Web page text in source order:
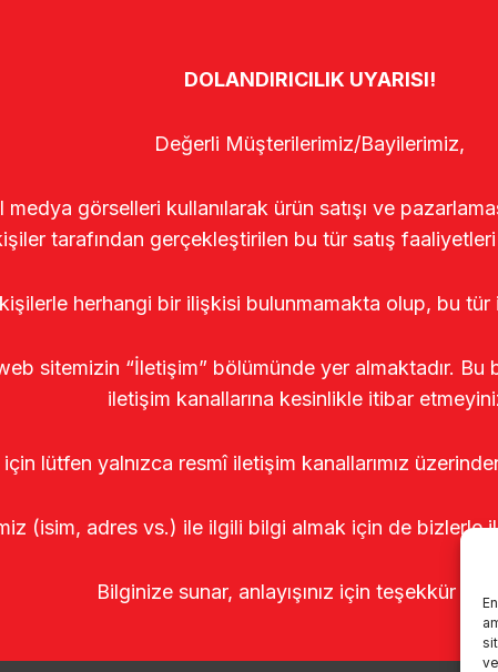
DOLANDIRICILIK UYARISI!
Değerli Müşterilerimiz/Bayilerimiz,
görselleri kullanılarak ürün satışı ve
tarafından gerçekleştirilen bu tür satış faaliyetleri
herhangi bir ilişkisi bulunmamakta olup, bu
sitemizin “İletişim” bölümünde yer almaktadır. Bu
iletişim kanallarına kesinlikle itibar
lütfen yalnızca resmî iletişim kanallarımız
(isim, adres vs.) ile ilgili bilgi almak için de bizlerle
Bilginize sunar, anlayışınız için teşekkür